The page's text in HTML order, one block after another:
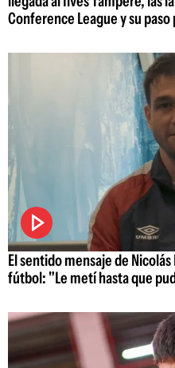
Conference League y su
El sentido mensaje de
fútbol: "Le metí hasta que